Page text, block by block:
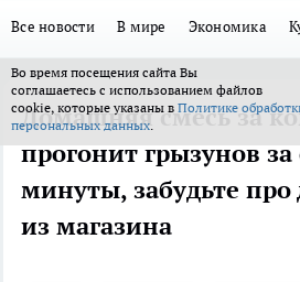
Все новости В мире Экономика
Во время посещения сайта Вы
соглашаетесь с использованием файлов
cookie, которые указаны в Политике
персональных данных.
Домашняя смесь за
прогонит грызунов
минуты, забудьте про
из магазина